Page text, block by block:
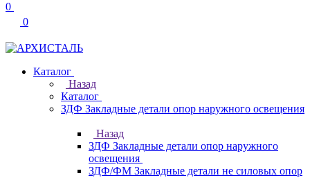
0
0
Каталог
Назад
Каталог
ЗДФ Закладные детали опор наружного освещения
Назад
ЗДФ Закладные детали опор наружного
освещения
ЗДФ/ФМ Закладные детали не силовых опор